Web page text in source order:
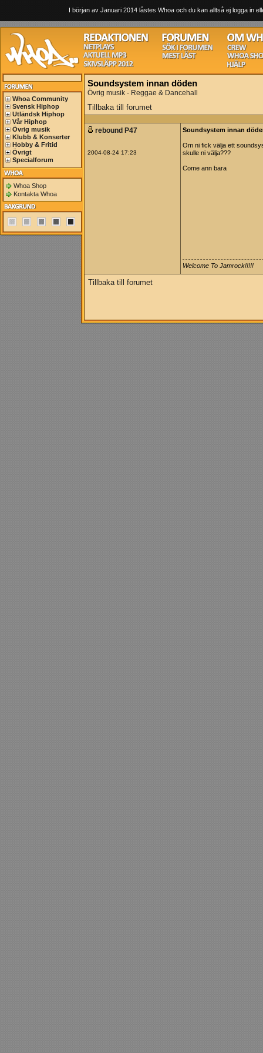
I början av Januari 2014 låstes Whoa och du kan alltså ej logga in
Whoa Community
Svensk Hiphop
Utländsk Hiphop
Vår Hiphop
Övrig musik
Klubb & Konserter
Hobby & Fritid
Övrigt
Specialforum
Whoa Shop
Kontakta Whoa
Soundsystem innan döden
Övrig musik - Reggae & Dancehall
Tillbaka till forumet
rebound P47
2004-08-24 17:23
Soundsystem innan
Om ni fick välja ett
skulle ni välja???
Come ann bara
Welcome To Jamrock!!!!!
Tillbaka till forumet